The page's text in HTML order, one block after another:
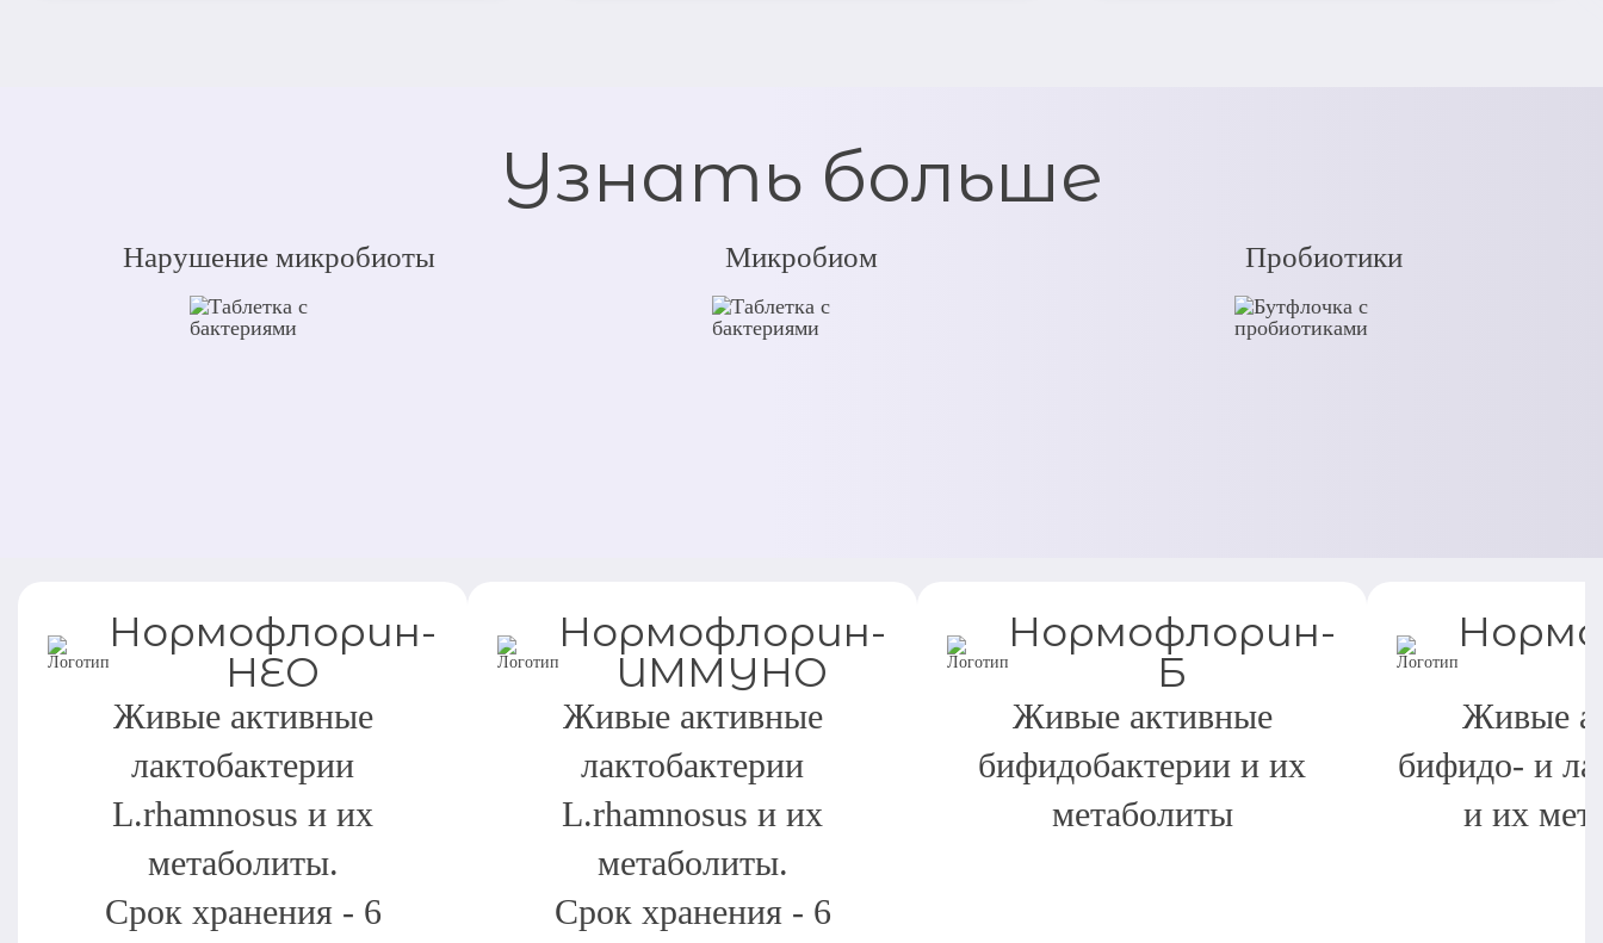
Узнать больше
Нарушение микробиоты Микробиом Пробиотики
Нормофлорин-
НЕО
Живые активные
лактобактерии
L.rhamnosus и их
метаболиты.
Срок хранения - 6
Нормофлорин-
ИММУНО
Живые активные
лактобактерии
L.rhamnosus и их
метаболиты.
Срок хранения - 6
Нормофлорин-
Б
Живые активные
бифидобактерии и их
метаболиты
Живые
бифидо- и
и их